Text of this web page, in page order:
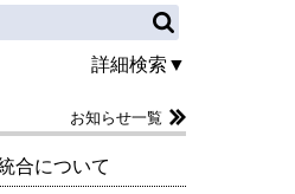
詳細検索▼
お知らせ一覧
合について